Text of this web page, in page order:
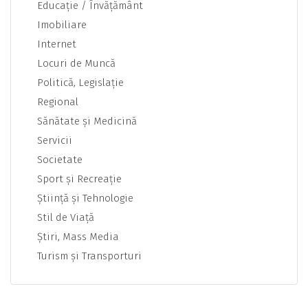
Educaţie / Învăţământ
Imobiliare
Internet
Locuri de Muncă
Politică, Legislaţie
Regional
Sănătate şi Medicină
Servicii
Societate
Sport şi Recreaţie
Ştiinţă şi Tehnologie
Stil de Viaţă
Ştiri, Mass Media
Turism şi Transporturi